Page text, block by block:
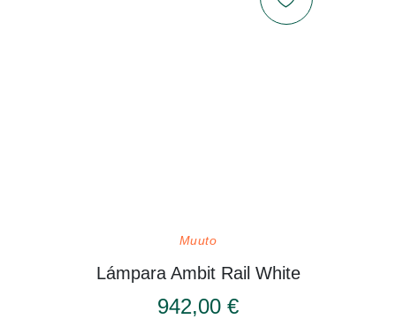
Muuto
Lámpara Ambit Rail White
942,00 €